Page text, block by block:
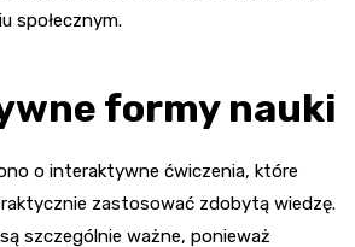
społecznym.
formy nauki
o interaktywne ćwiczenia, które
zastosować zdobytą wiedzę.
szczególnie ważne, ponieważ